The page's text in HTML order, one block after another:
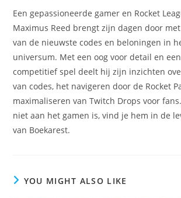
Een gepassioneerde gamer en Rocket
Maximus Reed brengt zijn dagen door
van de nieuwste codes en beloningen in
universum. Met een oog voor detail en
competitief spel deelt hij zijn inzichten
van codes, het navigeren door de Rocket
maximaliseren van Twitch Drops voor
niet aan het gamen is, vind je hem in de
van Boekarest.
YOU MIGHT ALSO LIKE